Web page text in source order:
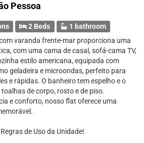
Pessoa
2 Beds
1 bathroom
varanda frente-mar proporciona uma
com uma cama de casal, sofá-cama TV,
estilo americana, equipada com
geladeira e microondas, perfeito para
e rápidas. O banheiro tem espelho e o
de corpo, rosto e de piso.
e conforto, nosso flat oferece uma
de Uso da Unidade!